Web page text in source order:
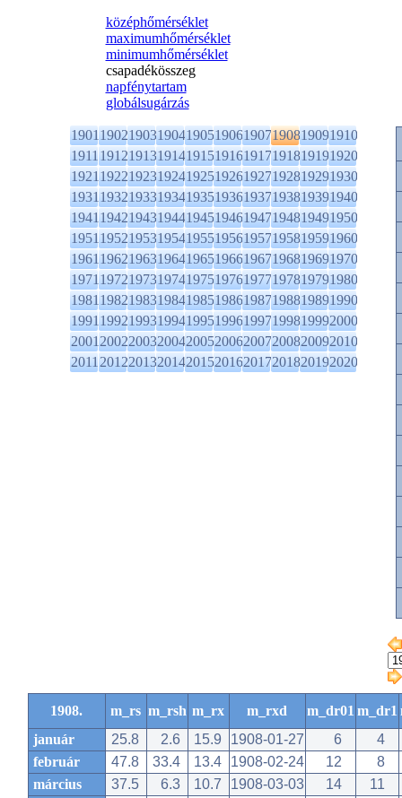
középhőmérséklet
maximumhőmérséklet
minimumhőmérséklet
csapadékösszeg
napfénytartam
globálsugárzás
1901190219031904190519061907190819091910
1911191219131914191519161917191819191920
1921192219231924192519261927192819291930
1931193219331934193519361937193819391940
1941194219431944194519461947194819491950
1951195219531954195519561957195819591960
1961196219631964196519661967196819691970
1971197219731974197519761977197819791980
1981198219831984198519861987198819891990
1991199219931994199519961997199819992000
2001200220032004200520062007200820092010
2011201220132014201520162017201820192020
1908. m_rs m_rsh m_rx m_rxd m_dr01 m_dr1
január
25.8 2.6 15.9 1908-01-27 6
4
február
47.8 33.4 13.4 1908-02-24 12
8
március
37.5 6.3 10.7 1908-03-03 14
11